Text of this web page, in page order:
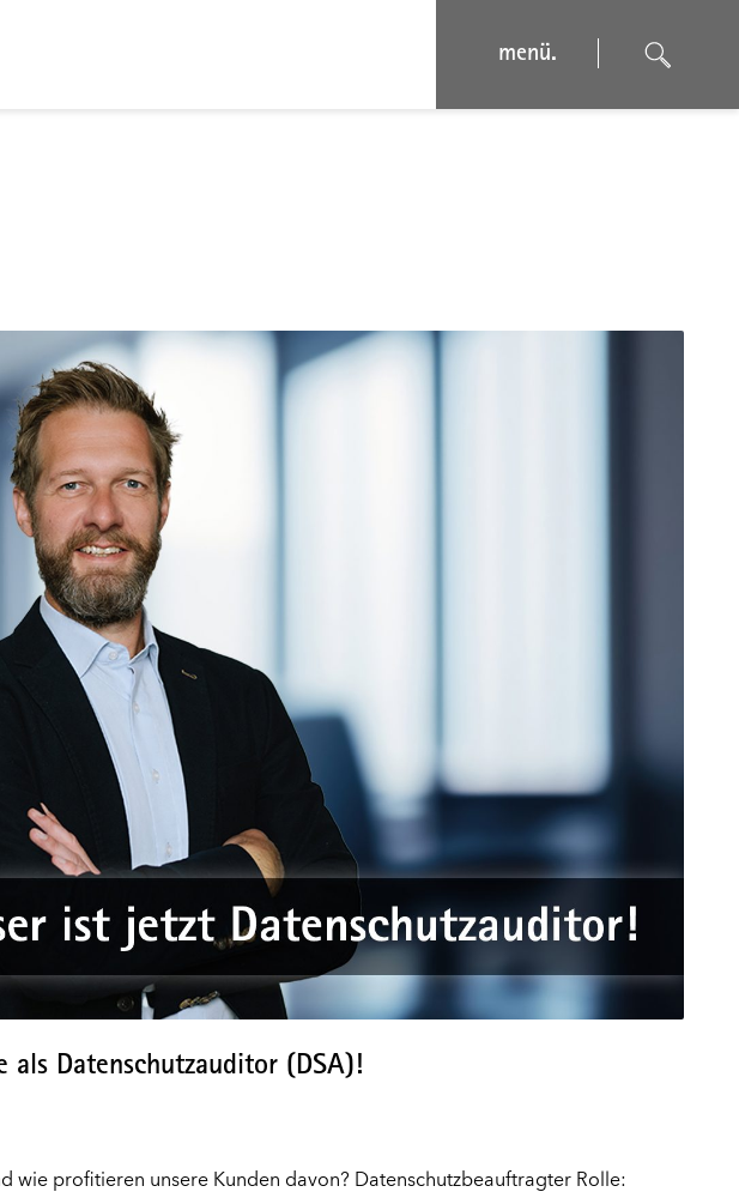
menü.
als Datenschutzauditor (DSA)!
wie profitieren unsere Kunden davon? Datenschutzbeauftragter Rolle: